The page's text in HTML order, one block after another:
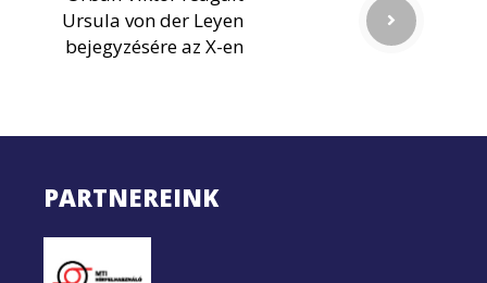
Ursula von der Leyen
bejegyzésére az X-en
PARTNEREINK